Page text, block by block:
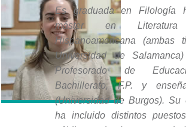
Es graduada en Filología
máster en
Hispanoamericana (ambas
Universidad de
Profesorado de
Bachillerato, F.P. y
(Universidad de Burgos). Su
ha incluido distintos